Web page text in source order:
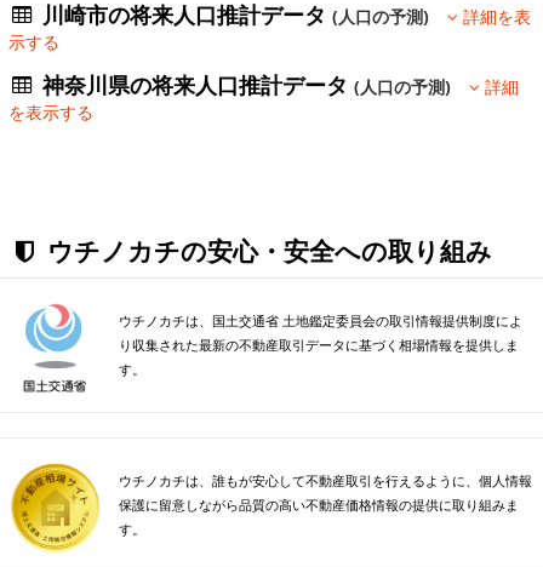
川崎市の将来人口推計データ(人口の予測)
詳細を表
示する
神奈川県の将来人口推計データ(人口の予測)
詳細
を表示する
ウチノカチの安心・安全への取り組み
ウチノカチは、国土交通省 土地鑑定委員会の取引情報提供制度によ
り収集された最新の不動産取引データに基づく相場情報を提供しま
す。
ウチノカチは、誰もが安心して不動産取引を行えるように、個人情報
保護に留意しながら品質の高い不動産価格情報の提供に取り組みま
す。